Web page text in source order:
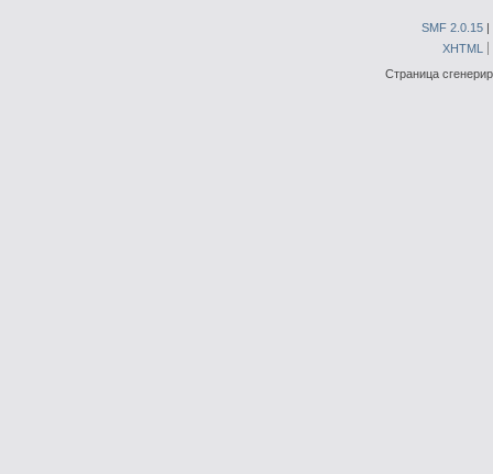
SMF 2.0.15 |
XHTML
Страница